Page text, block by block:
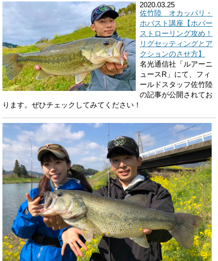
2020.03.25
佐竹陸 オカッパリ・
ホバスト講座【ホバー
ストローリング攻め！
リグセッティングとア
クションのさせ方】
名光通信社「ルアーニ
ュースR」にて、フィ
ールドスタッフ佐竹陸
の記事が公開されてお
ります。ぜひチェックしてみてください！